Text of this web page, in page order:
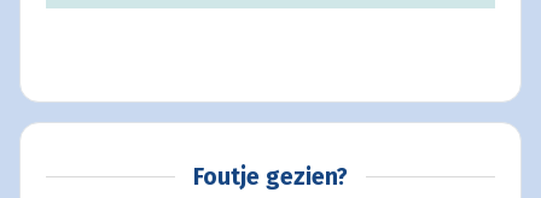
Foutje gezien?